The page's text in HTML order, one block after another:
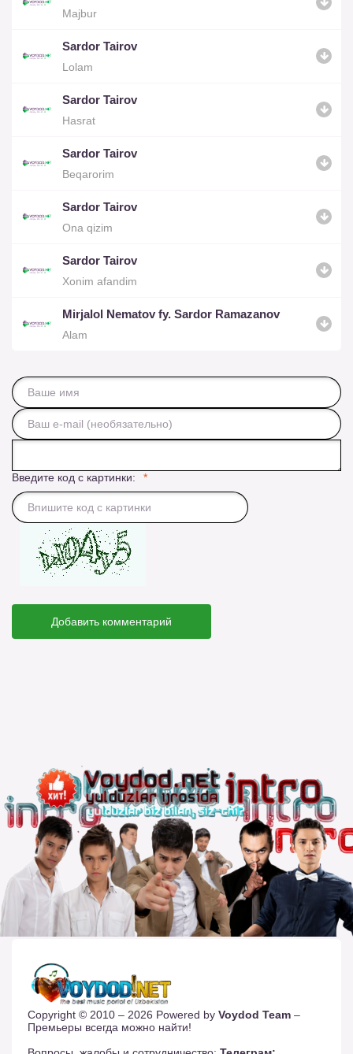
Majbur
Sardor Tairov
Lolam
Sardor Tairov
Hasrat
Sardor Tairov
Beqarorim
Sardor Tairov
Ona qizim
Sardor Tairov
Xonim afandim
Mirjalol Nematov fy. Sardor Ramazanov
Alam
Введите код с картинки:
Добавить комментарий
Copyright © 2010 – 2026 Powered by Voydod Team –
Премьеры всегда можно найти!